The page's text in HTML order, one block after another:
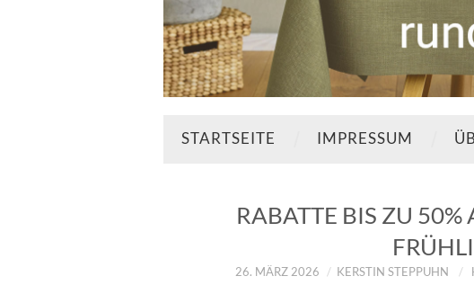
STARTSEITE IMPRESSUM
RABATTE BIS ZU
26. MÄRZ 2026 KERSTIN STEPPUHN